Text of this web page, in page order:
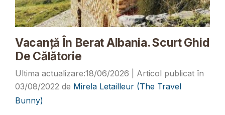
Vacanță În Berat Albania. Scurt Ghid
De Călătorie
18/06/2026
03/08/2022 de Mirela Letailleur (The Travel
Bunny)